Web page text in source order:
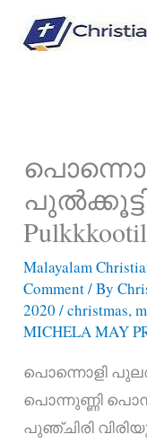
Pulkkkootil
Malayalam
Comment/ By
2020/christmas,
MICHELA MAY
പൊന്നൊളി
പൊന്നുണ്ണി
പുഞ്ചിരി